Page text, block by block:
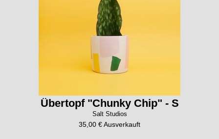
Übertopf "Chunky Chip" - S
Salt Studios
35,00 € Ausverkauft